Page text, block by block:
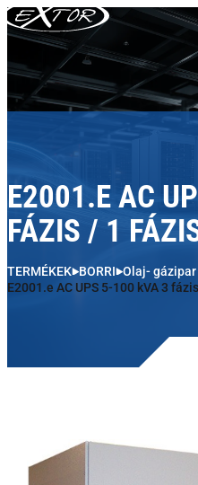
Skip to content
E2001.E AC
FÁZIS / 1
TERMÉKEK BORRI Olaj-
E2001.e AC UPS 5-100 kVA 3